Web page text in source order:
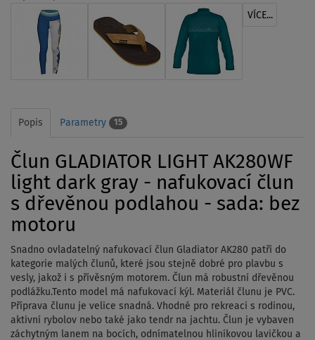
VÍCE...
Popis Parametry 15
Člun GLADIATOR LIGHT AK280WF
light dark gray - nafukovací člun
s dřevěnou podlahou - sada: bez
motoru
Snadno ovladatelný nafukovací člun Gladiator AK280 patří do
kategorie malých člunů, které jsou stejně dobré pro plavbu s
vesly, jakož i s přívěsným motorem. Člun má robustní dřevěnou
podlážku.Tento model má nafukovací kýl. Materiál člunu je PVC.
Příprava člunu je velice snadná. Vhodné pro rekreaci s rodinou,
aktivní rybolov nebo také jako tendr na jachtu. Člun je vybaven
záchytným lanem na bocích, odnímatelnou hliníkovou lavičkou a